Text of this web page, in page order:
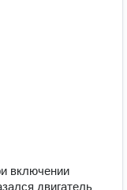
включении
двигатель